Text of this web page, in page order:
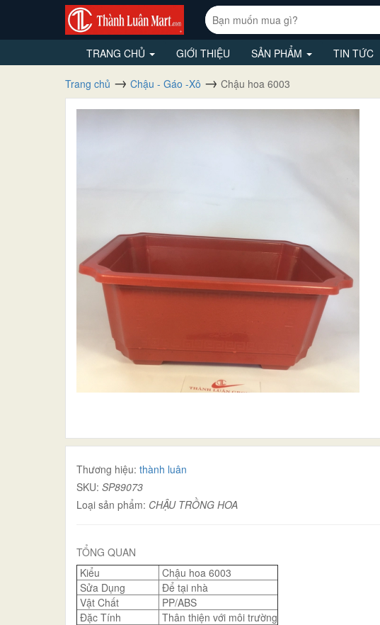
TRANG CHỦ GIỚI THIỆU SẢN PHẨM TIN TỨC
Trang chủ Chậu - Gáo -Xô Chậu hoa 6003
Thương hiệu: thành luân
SKU: SP89073
Loại sản phẩm: CHẬU TRỒNG HOA
TỔNG QUAN
Kiểu
Chậu hoa 6003
Sửa Dụng
Để tại nhà
Vật Chất
PP/ABS
Đặc Tính
Thân thiện với môi trường